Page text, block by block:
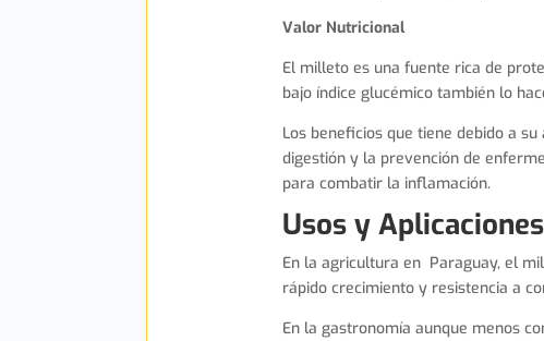
Valor Nutricional
El milleto es una fuente rica de
bajo índice glucémico también lo
Los beneficios que tiene debido a
digestión y la prevención de
para combatir la inflamación.
Usos y Aplicaciones
En la agricultura en Paraguay, el
rápido crecimiento y resistencia a
En la gastronomía aunque menos